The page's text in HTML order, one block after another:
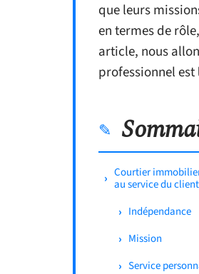
que leurs
en termes de
article, nous
professionnel est
Courtier
au service du client
Indépendance
Mission
Service